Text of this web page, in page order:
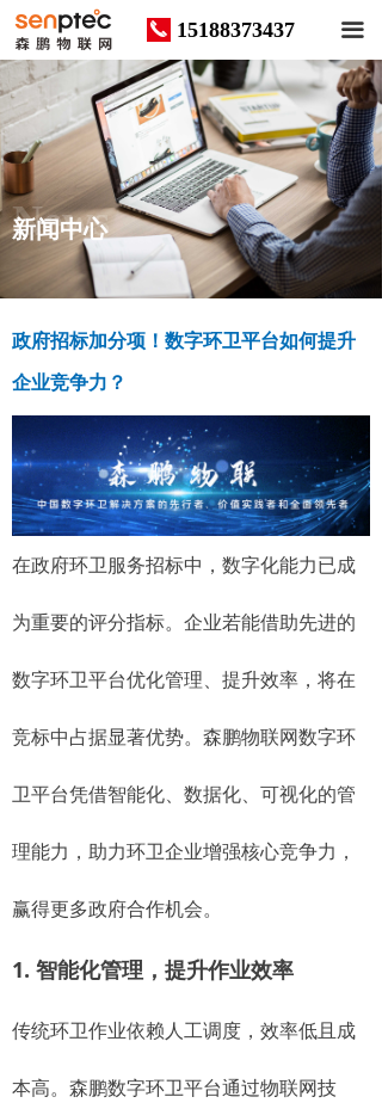
끀
끅 15188373437
政府招标加分项！数字环卫平台如何提升
企业竞争力？
在政府环卫服务招标中，数字化能力已成
为重要的评分指标。企业若能借助先进的
数字环卫平台优化管理、提升效率，将在
竞标中占据显著优势。森鹏物联网数字环
卫平台凭借智能化、数据化、可视化的管
理能力，助力环卫企业增强核心竞争力，
赢得更多政府合作机会。
1. 智能化管理，提升作业效率
传统环卫作业依赖人工调度，效率低且成
本高。森鹏数字环卫平台通过物联网技
News
新闻中心